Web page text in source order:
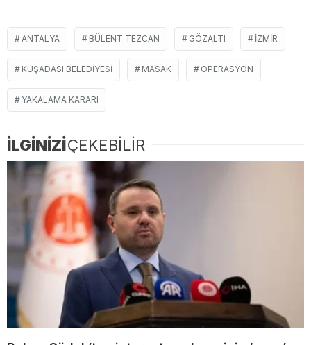
ANTALYA BÜLENT TEZCAN GÖZALTI IZMIR
KUŞADASI BELEDIYESI MASAK OPERASYON
YAKALAMA KARARI
İLGİNİZİÇEKEBİLİR